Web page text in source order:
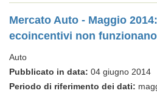
Mercato Auto - Maggio
ecoincentivi non funzionano
Auto
Pubblicato in data: 04 giugno 2014
Periodo di riferimento dei dati: